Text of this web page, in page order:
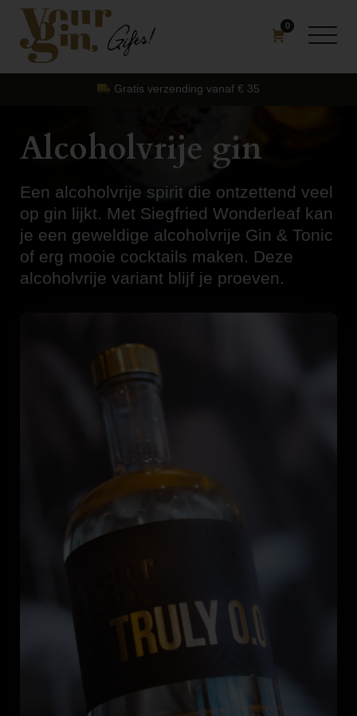
0
Bestellingen worden elke dinsdag
Alcoholvrije gin
Een alcoholvrije spirit die ontzettend veel
op gin lijkt. Met Siegfried Wonderleaf kan
je een geweldige alcoholvrije Gin & Tonic
of erg mooie cocktails maken. Deze
alcoholvrije variant blijf je proeven.